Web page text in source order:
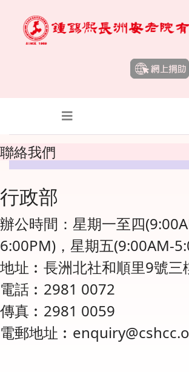
聯絡我們
行政部
辦公時間：星期一至四
6:00PM)，星期五(9:00AM-
地址︰長洲北社和順里9號三
電話︰2981 0072
傳真︰2981 0059
電郵地址